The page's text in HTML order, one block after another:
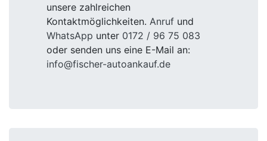
unsere zahlreichen
Kontaktmöglichkeiten. Anruf und
WhatsApp unter 0172 / 96 75 083
oder senden uns eine E-Mail an:
info@fischer-autoankauf.de